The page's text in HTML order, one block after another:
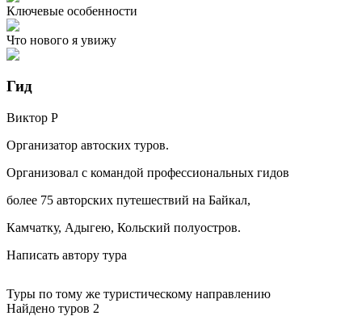
Ключевые особенности
Что нового я увижу
Гид
Виктор Р
Организатор автоских туров.
Организовал с командой профессиональных гидов
более 75 авторских путешествий на Байкал,
Камчатку, Адыгею, Кольский полуостров.
Написать автору тура
Туры по тому же туристическому направлению
Найдено туров 2